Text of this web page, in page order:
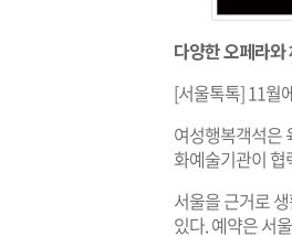
다양한 오페라
[서울톡톡] 11월
여성행복객석은
화예술기관이
서울을 근거로
있다. 예약은 서